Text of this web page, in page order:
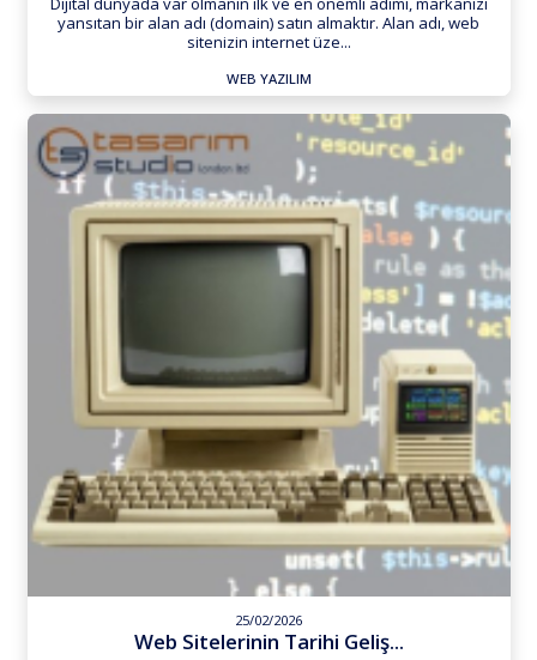
yansıtan bir alan adı (domain) satın almaktır. Alan adı, web
sitenizin internet üze...
WEB YAZILIM
25/02/2026
Web Sitelerinin Tarihi Geliş...